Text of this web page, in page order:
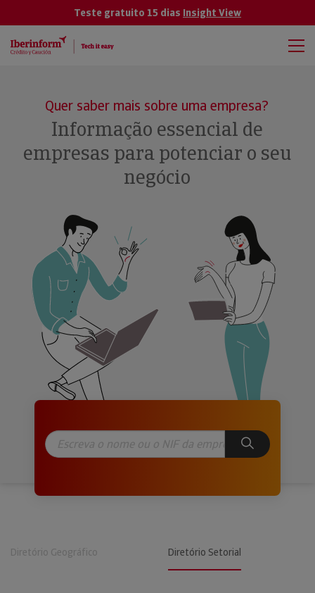
Teste gratuito 15 dias Insight View
Quer saber mais sobre uma empresa?
Informação essencial de
empresas para potenciar o seu
negócio
Diretório Geográfico Diretório Setorial